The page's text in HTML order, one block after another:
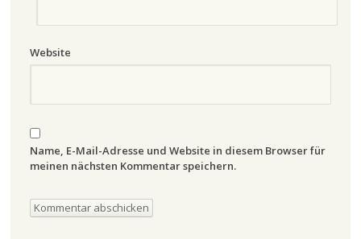
Website
Name, E-Mail-Adresse und Website in diesem Browser für
meinen nächsten Kommentar speichern.